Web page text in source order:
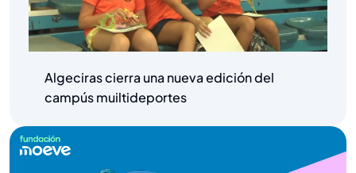
Algeciras cierra una nueva edición del
campús muiltideportes